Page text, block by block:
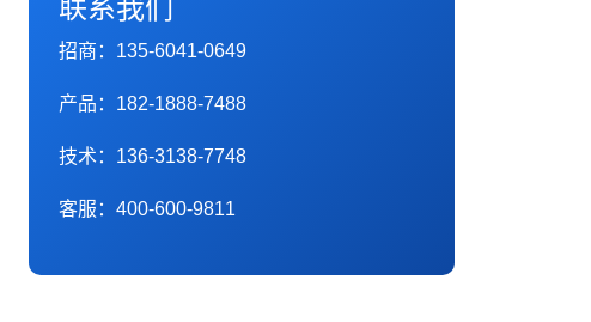
联系我们
招商：135-6041-0649
产品：182-1888-7488
技术：136-3138-7748
客服：400-600-9811